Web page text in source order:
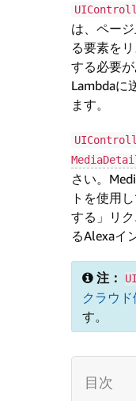
は、ペー
る要素を
する必要
Lambdaに
ます。
さい。
トを使用
する」リ
るAlexaイ
注：
クラウ
す。